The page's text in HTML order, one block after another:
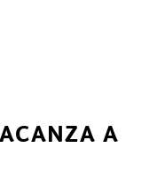
A